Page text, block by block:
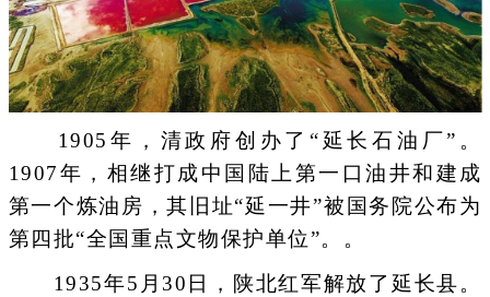
1905年，清政府创办了“延长石油厂”。
1907年，相继打成中国陆上第一口油井和建成
第一个炼油房，其旧址“延一井”被国务院公布为
第四批“全国重点文物保护单位”。。
1935年5月30日，陕北红军解放了延长县。